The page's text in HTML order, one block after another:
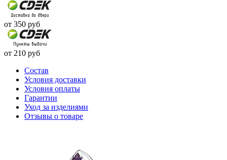
от 350 руб
от 210 руб
Cостав
Условия доставки
Условия оплаты
Гарантии
Уход за изделиями
Отзывы о товаре